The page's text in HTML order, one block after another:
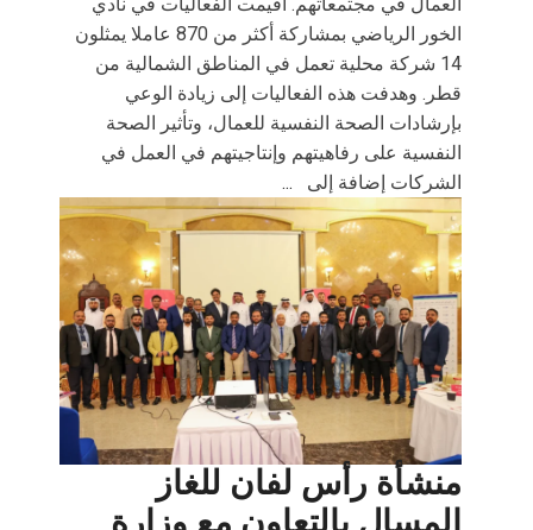
الخور الرياضي بمشاركة أكثر من 870 عاملا يمثلون
14 شركة محلية تعمل في المناطق الشمالية من
قطر. وهدفت هذه الفعاليات إلى زيادة الوعي
بإرشادات الصحة النفسية للعمال، وتأثير الصحة
النفسية على رفاهيتهم وإنتاجيتهم في العمل في
الشركات إضافة إلى ...
منشأة رأس لفان للغاز